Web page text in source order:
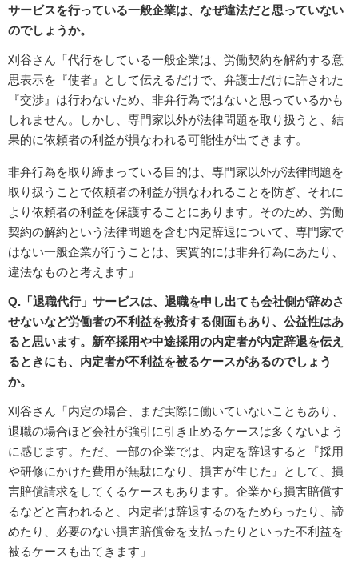
サービスを行っている一般企業は、なぜ違法だと思っていない
のでしょうか。
刈谷さん「代行をしている一般企業は、労働契約を解約する意
思表示を『使者』として伝えるだけで、弁護士だけに許された
『交渉』は行わないため、非弁行為ではないと思っているかも
しれません。しかし、専門家以外が法律問題を取り扱うと、結
果的に依頼者の利益が損なわれる可能性が出てきます。
非弁行為を取り締まっている目的は、専門家以外が法律問題を
取り扱うことで依頼者の利益が損なわれることを防ぎ、それに
より依頼者の利益を保護することにあります。そのため、労働
契約の解約という法律問題を含む内定辞退について、専門家で
はない一般企業が行うことは、実質的には非弁行為にあたり、
違法なものと考えます」
Q.「退職代行」サービスは、退職を申し出ても会社側が辞めさ
せないなど労働者の不利益を救済する側面もあり、公益性はあ
ると思います。新卒採用や中途採用の内定者が内定辞退を伝え
るときにも、内定者が不利益を被るケースがあるのでしょう
か。
刈谷さん「内定の場合、まだ実際に働いていないこともあり、
退職の場合ほど会社が強引に引き止めるケースは多くないよう
に感じます。ただ、一部の企業では、内定を辞退すると『採用
や研修にかけた費用が無駄になり、損害が生じた』として、損
害賠償請求をしてくるケースもあります。企業から損害賠償す
るなどと言われると、内定者は辞退するのをためらったり、諦
めたり、必要のない損害賠償金を支払ったりといった不利益を
被るケースも出てきます」